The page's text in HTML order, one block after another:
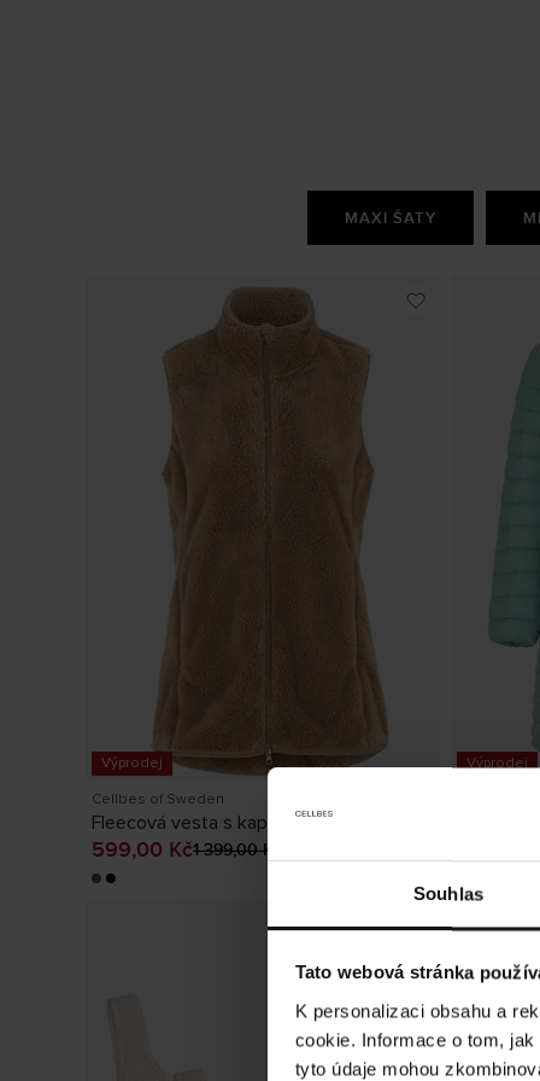
Souhlas
Tato webová stránka
K personalizaci obsahu a
cookie. Informace o tom,
tyto údaje mohou
MAXI ŠATY
Výprodej
Cellbes of Sweden
Fleecová vesta s kapsami
Aktuální cena:599,00 Kč
cena
: 1 399,00 Kč
599,00 Kč1 399,00 Kč
Výprodej